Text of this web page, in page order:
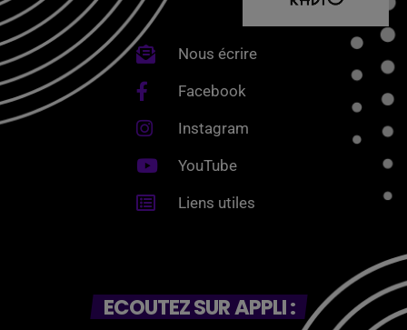
Nous écrire
Facebook
Instagram
YouTube
Liens utiles
ECOUTEZ SUR APPLI :